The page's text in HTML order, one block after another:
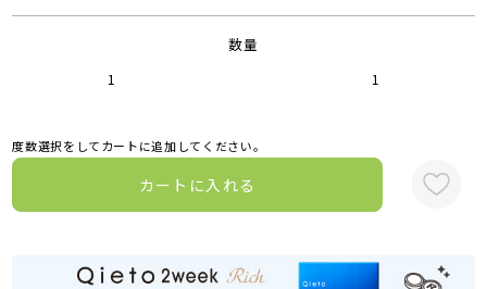
数量
1 1
度数選択をしてカートに追加してください。
カートに入れる